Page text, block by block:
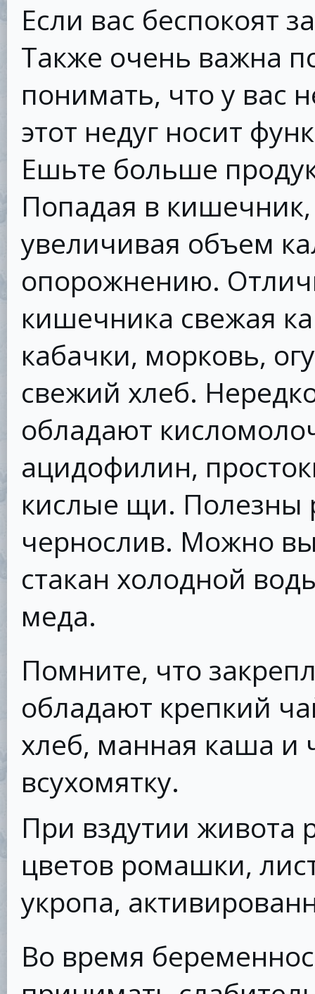
Если вас беспокоят
Также очень важна
понимать, что у вас
этот недуг носит
Ешьте больше
Попадая в кишечник,
увеличивая объем
опорожнению.
кишечника свежая
кабачки, морковь,
свежий хлеб.
обладают
ацидофилин,
кислые щи. Полезны
чернослив. Можно
стакан холодной
меда.
Помните, что
обладают крепкий
хлеб, манная каша и
всухомятку.
При вздутии живота
цветов ромашки,
укропа,
Во время